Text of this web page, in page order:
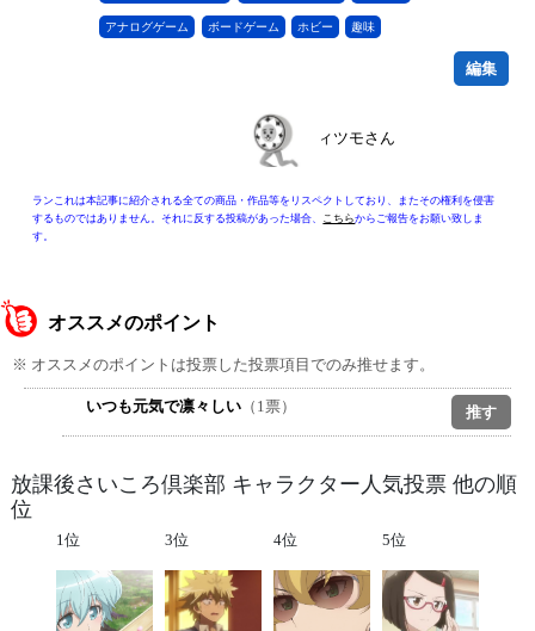
アナログゲーム ボードゲーム ホビー 趣味
編集
ィツモさん
ランこれは本記事に紹介される全ての商品・作品等をリスペクトしており、またその権利を侵害
するものではありません。それに反する投稿があった場合、
こちらからご報告をお願い致しま
す。
オススメのポイント
※ オススメのポイントは投票した投票項目でのみ推せます。
いつも元気で凛々しい （1票）
放課後さいころ倶楽部 キャラクター人気投票 他の順
位
1位 3位 4位 5位